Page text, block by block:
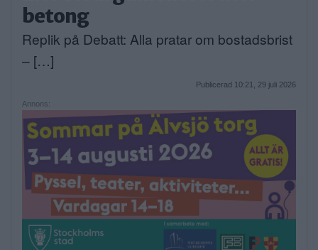
betong
Replik på Debatt: Alla pratar om bostadsbrist
– […]
Publicerad 10:21, 29 juli 2026
Annons: